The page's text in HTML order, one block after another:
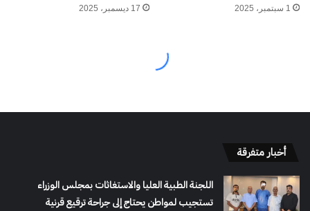
أخبار متفرقة
اللجنة الطبية العليا والاستغاثات بمجلس الوزراء
تستجيب لمواطن يحتاج إلى جراحة ترقيع قرنية